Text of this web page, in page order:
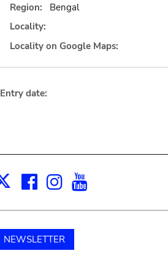
Region:
Bengal
Locality:
Locality on Google Maps:
Entry date:
X Facebook
Instagram
NEWSLETTER